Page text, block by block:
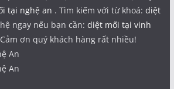
tại nghệ an . Tìm kiếm với từ khoá: diệt
ngay nếu bạn cần: diệt mối tại vinh
ơn quý khách hàng rất nhiều!
An
An